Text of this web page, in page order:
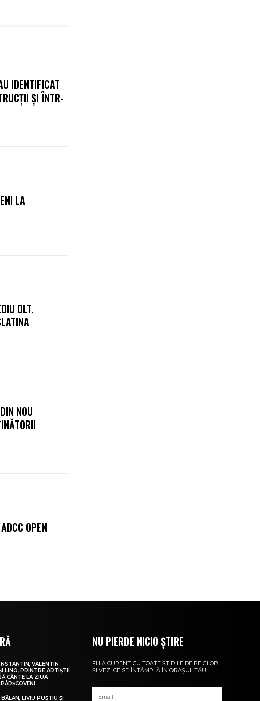
IDENTIFICAT
ȘI ÎNTR-
LA
OLT.
NOU
OPEN
VALENTIN
LINO, PRINTRE ARTIȘTII
CÂNTE LA ZIUA
LIVIU PUȘTIU ȘI
NU PIERDE NICIO ȘTIRE
FI LA CURENT CU TOATE ȘTIRILE DE PE GLOB
ȘI VEZI CE SE ÎNTÂMPLĂ ÎN ORAȘUL TĂU.